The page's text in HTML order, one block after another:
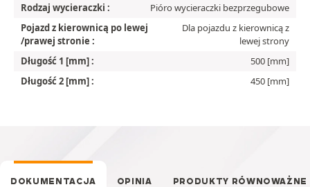
Rodzaj wycieraczki :
Pióro wycieraczki bezprzegubowe
Pojazd z kierownicą po lewej
/prawej stronie :
Dla pojazdu z kierownicą z
lewej strony
Długość 1 [mm] :
500 [mm]
Długość 2 [mm] :
450 [mm]
DOKUMENTACJA OPINIA PRODUKTY RÓWNOWAŻNE